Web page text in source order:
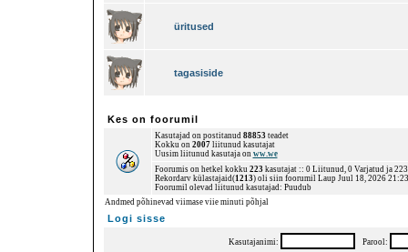
üritused
tagasiside
Kes on foorumil
Kasutajad on postitanud 88853teadet
Kokku on 2007liitunud kasutajat
Uusim liitunud kasutaja on ww.we
Foorumis on hetkel kokku 223kasutajat :: 0 Liitunud, 0 Varjatud ja
Rekordarv külastajaid(1213) oli siin foorumil Laup Juul 18, 2026 21:23
Foorumil olevad liitunud kasutajad: Puudub
Andmed põhinevad viimase viie minuti põhjal
Logi sisse
Kasutajanimi: Parool: